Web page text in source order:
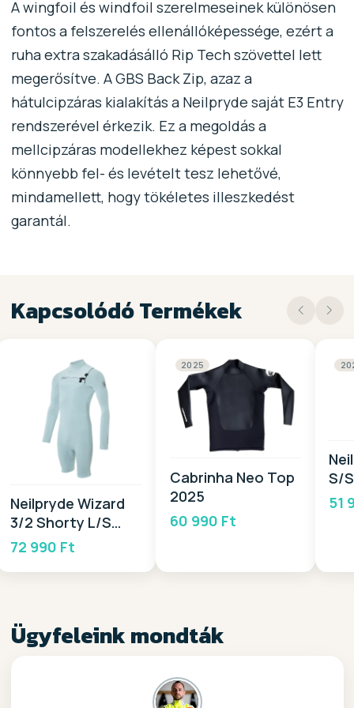
A wingfoil és windfoil szerelmeseinek különösen
fontos a felszerelés ellenállóképessége, ezért a
ruha extra szakadásálló Rip Tech szövettel lett
megerősítve. A GBS Back Zip, azaz a
hátulcipzáras kialakítás a Neilpryde saját E3 Entry
rendszerével érkezik. Ez a megoldás a
mellcipzáras modellekhez képest sokkal
könnyebb fel- és levételt tesz lehetővé,
mindamellett, hogy tökéletes illeszkedést
garantál.
Kapcsolódó Termékek
Neilpryde Wizard
3/2 Shorty L/S
GBS FZ 2026
72 990 Ft
2025
Cabrinha Neo Top
2025
60 990 Ft
S/
51
Ügyfeleink mondták